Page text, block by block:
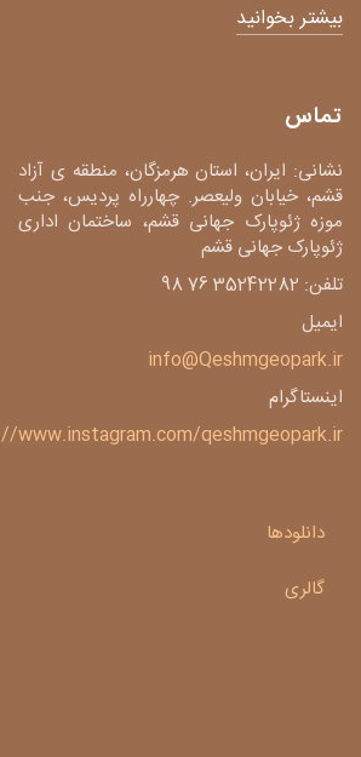
بیشتر بخوانید
تماس
نشانی: ایران، استان هرمزگان، منطقه ی آزاد
قشم، خیابان ولیعصر. چهارراه پردیس، جنب
موزه ژئوپارک جهانی قشم، ساختمان اداری
ژئوپارک جهانی قشم
تلفن: 35242282 76 98
ایمیل
info@Qeshmgeopark.ir
اینستاگرام
www.instagram.com/qeshmgeopark.ir/
دانلودها
گالری